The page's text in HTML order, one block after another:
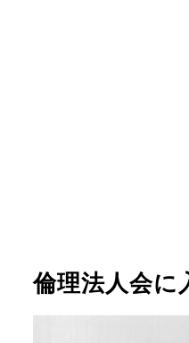
倫理法人会に